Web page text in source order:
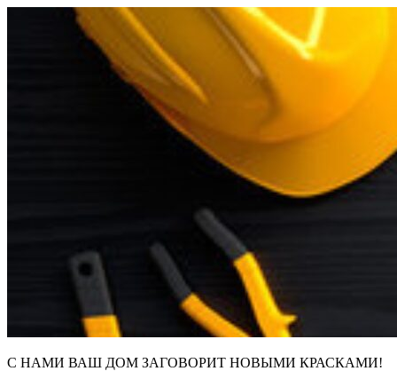
С НАМИ ВАШ ДОМ ЗАГОВОРИТ НОВЫМИ КРАСКАМИ!